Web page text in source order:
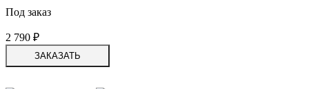
Под заказ
2 790 ₽
ЗАКАЗАТЬ